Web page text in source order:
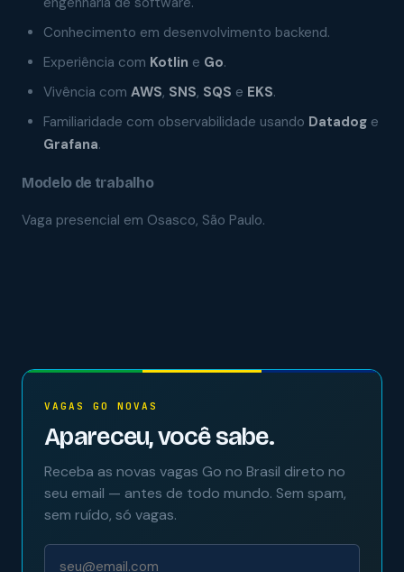
Conhecimento em desenvolvimento backend.
Experiência com Kotlin e Go.
Vivência com AWS, SNS, SQS e EKS.
Familiaridade com observabilidade usando Datadog e
Grafana.
Modelo de trabalho
Vaga presencial em Osasco, São Paulo.
VAGAS GO NOVAS
Apareceu, você sabe.
Receba as novas vagas Go no Brasil direto no
seu email — antes de todo mundo. Sem spam,
sem ruído, só vagas.